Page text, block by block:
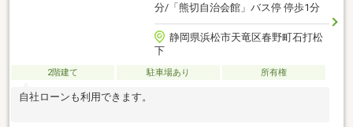
分/「熊切自治会館」バス停 停歩1分
静岡県浜松市天竜区春野町石打松
下
2階建て 駐車場あり 所有権
自社ローンも利用できます。